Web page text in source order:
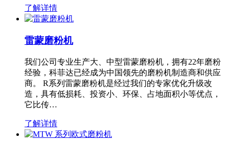
了解详情
雷蒙磨粉机
我们公司专业生产大、中型雷蒙磨粉机，拥有22年磨粉
经验，科菲达已经成为中国领先的磨粉机制造商和供应
商。 R系列雷蒙磨粉机是经过我们的专家优化升级改
造，具有低损耗、投资小、环保、占地面积小等优点，
它比传…
了解详情